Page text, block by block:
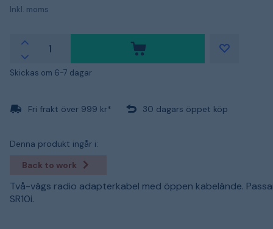
Inkl. moms
Skickas om 6-7 dagar
Fri frakt över 999 kr* 30 dagars öppet köp
Denna produkt ingår i:
Back to work
Två-vägs radio adapterkabel med öppen kabelände.
SR10i.